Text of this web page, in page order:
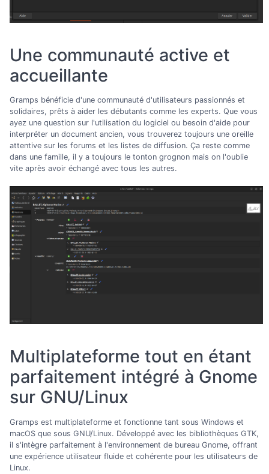
Une communauté active et
accueillante
Gramps bénéficie d'une communauté d'utilisateurs passionnés et
solidaires, prêts à aider les débutants comme les experts. Que vous
ayez une question sur l'utilisation du logiciel ou besoin d'aide pour
interpréter un document ancien, vous trouverez toujours une oreille
attentive sur les forums et les listes de diffusion. Ça reste comme
dans une famille, il y a toujours le tonton grognon mais on l'oublie
vite après avoir échangé avec tous les autres.
Multiplateforme tout en étant
parfaitement intégré à Gnome
sur GNU/Linux
Gramps est multiplateforme et fonctionne tant sous Windows et
macOS que sous GNU/Linux. Développé avec les bibliothèques GTK,
il s'intègre parfaitement à l'environnement de bureau Gnome, offrant
une expérience utilisateur fluide et cohérente pour les utilisateurs de
Linux.